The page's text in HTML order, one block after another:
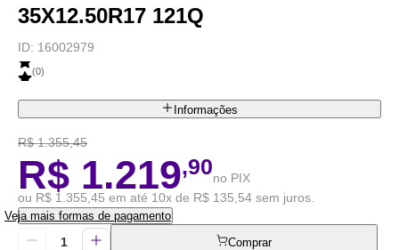
35X12.50R17 121Q
ID: 16002979
(0)
Informações
R$ 1.355,45
R$ 1.219,90no PIX
ou R$ 1.355,45 em até 10x de R$ 135,54 sem juros.
Veja mais formas de pagamento
Comprar